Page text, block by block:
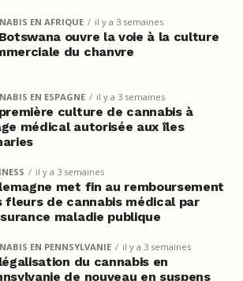
EN AFRIQUE il y a 3 semaines
ouvre la voie à la culture
du chanvre
EN ESPAGNE il y a 3 semaines
culture de cannabis à
médical autorisée aux îles
il y a 3 semaines
met fin au remboursement
fleurs de cannabis médical par
maladie publique
EN PENNSYLVANIE il y a 3 semaines
du cannabis en
de nouveau en suspens